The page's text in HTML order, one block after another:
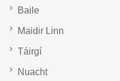
Baile
Maidir Linn
Táirgí
Nuacht